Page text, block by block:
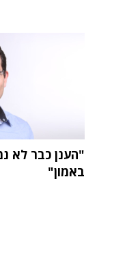
"הענן כבר לא
באמון"